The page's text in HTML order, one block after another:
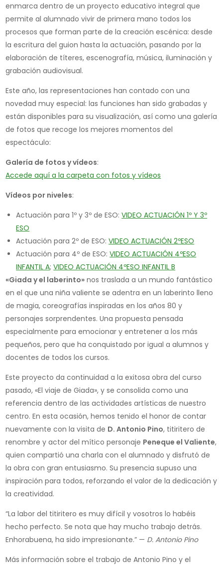
enmarca dentro de un proyecto educativo integral que
permite al alumnado vivir de primera mano todos los
procesos que forman parte de la creación escénica: desde
la escritura del guion hasta la actuación, pasando por la
elaboración de títeres, escenografía, música, iluminación y
grabación audiovisual.
Este año, las representaciones han contado con una
novedad muy especial: las funciones han sido grabadas y
están disponibles para su visualización, así como una galería
de fotos que recoge los mejores momentos del
espectáculo:
Galería de fotos y vídeos:
Accede aquí a la carpeta con fotos y vídeos
Vídeos por niveles:
Actuación para 1º y 3º de ESO:VIDEO ACTUACIÓN 1º Y 3º
ESO
Actuación para 2º de ESO:VIDEO ACTUACIÓN 2ºESO
Actuación para 4º de ESO:VIDEO ACTUACIÓN 4ºESO
INFANTIL A;VIDEO ACTUACIÓN 4ºESO INFANTIL B
«Giada y el laberinto» nos traslada a un mundo fantástico
en el que una niña valiente se adentra en un laberinto lleno
de magia, coreografías inspiradas en los años 80 y
personajes sorprendentes. Una propuesta pensada
especialmente para emocionar y entretener a los más
pequeños, pero que ha conquistado por igual a alumnos y
docentes de todos los cursos.
Este proyecto da continuidad a la exitosa obra del curso
pasado, «El viaje de Giada», y se consolida como una
referencia dentro de las actividades artísticas de nuestro
centro. En esta ocasión, hemos tenido el honor de contar
nuevamente con la visita de D. Antonio Pino, titiritero de
renombre y actor del mítico personaje Peneque el Valiente,
quien compartió una charla con el alumnado y disfrutó de
la obra con gran entusiasmo. Su presencia supuso una
inspiración para todos, reforzando el valor de la dedicación y
la creatividad.
“La labor del titiritero es muy difícil y vosotros lo habéis
hecho perfecto. Se nota que hay mucho trabajo detrás.
Enhorabuena, ha sido impresionante.” — D. Antonio Pino
Más información sobre el trabajo de Antonio Pino y el